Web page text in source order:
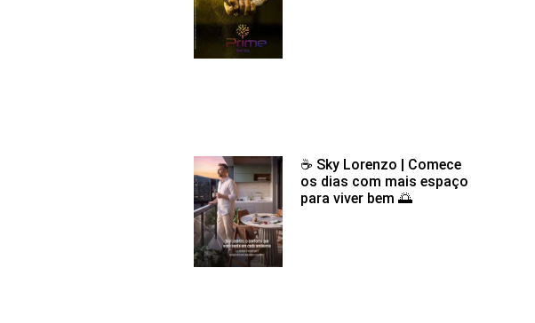
☕ Sky Lorenzo | Comece
os dias com mais espaço
para viver bem 🌅